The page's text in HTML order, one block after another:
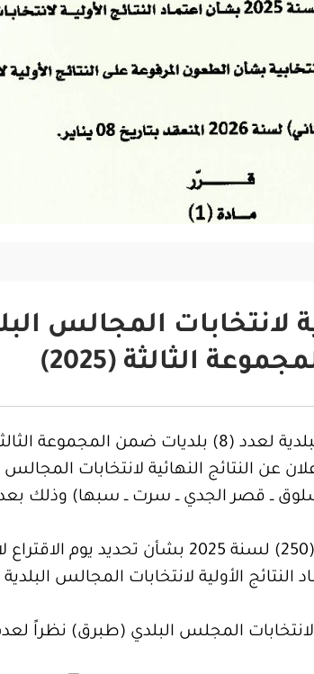
الثالثة (2025)
الثالثة (2025)
سلوق ــ قصر الجدي ــ سرت ــ سبها) وذلك
ويأتي هذا القرار إلحاقاً لقرارات مجلس المفوضية
(5) لسنة 2026 النتائج النهائية لانتخابات المجلس